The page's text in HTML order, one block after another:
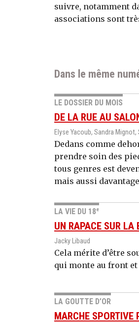
suivre, notamment
associations sont
Dans le même
LE DOSSIER DU MOIS
DE LA RUE AU
Elyse Yacoub, Sandra Mignot,
Dedans comme
prendre soin des
tous genres est
mais aussi
LA VIE DU 18e
UN RAPACE SUR LA
Jacky Libaud
Cela mérite d’être
qui monte au front
LA GOUTTE D’OR
MARCHE SPORTIVE